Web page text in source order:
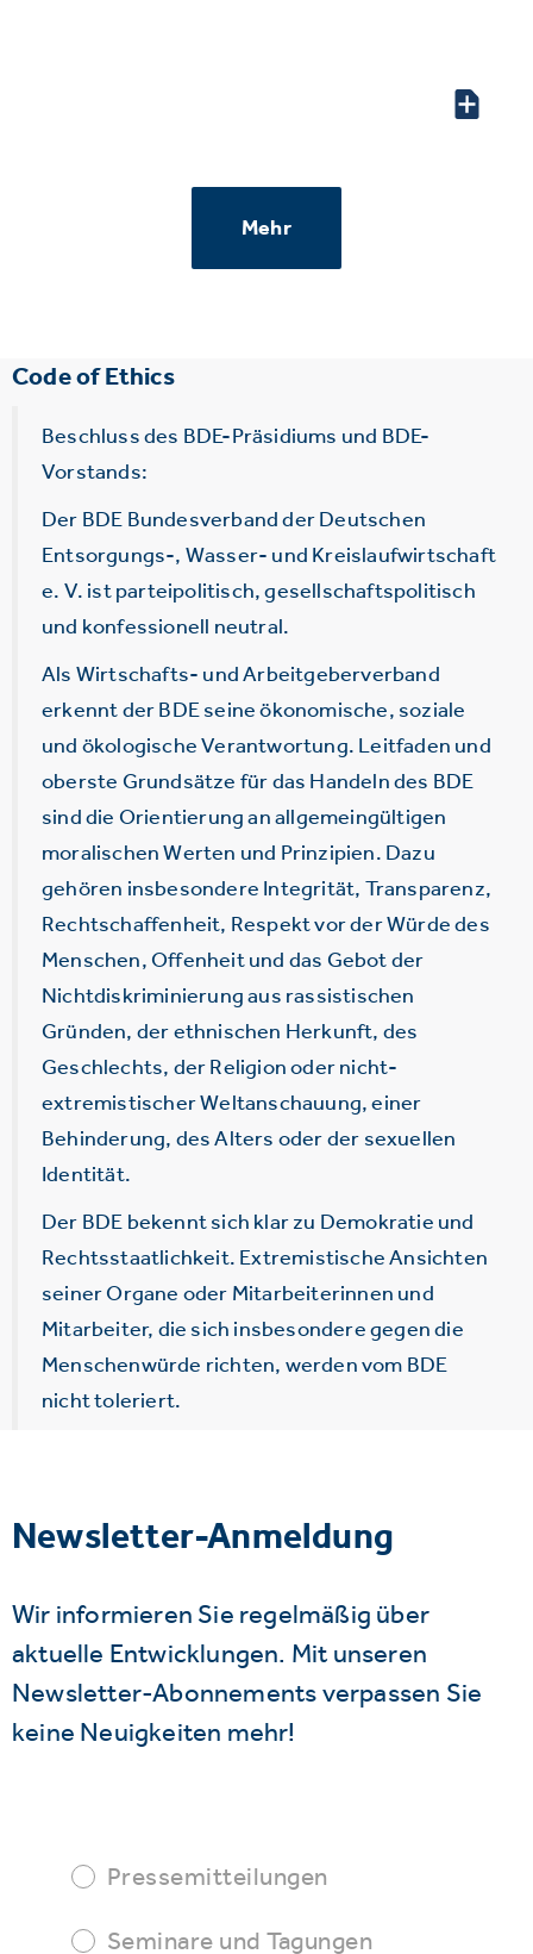
Mehr
Code of Ethics
Beschluss des BDE-Präsidiums und BDE-
Vorstands:
Der BDE Bundesverband der Deutschen
Entsorgungs-, Wasser- und Kreislaufwirtschaft
e. V. ist parteipolitisch, gesellschaftspolitisch
und konfessionell neutral.
Als Wirtschafts- und Arbeitgeberverband
erkennt der BDE seine ökonomische, soziale
und ökologische Verantwortung. Leitfaden und
oberste Grundsätze für das Handeln des BDE
sind die Orientierung an allgemeingültigen
moralischen Werten und Prinzipien. Dazu
gehören insbesondere Integrität, Transparenz,
Rechtschaffenheit, Respekt vor der Würde des
Menschen, Offenheit und das Gebot der
Nichtdiskriminierung aus rassistischen
Gründen, der ethnischen Herkunft, des
Geschlechts, der Religion oder nicht-
extremistischer Weltanschauung, einer
Behinderung, des Alters oder der sexuellen
Identität.
Der BDE bekennt sich klar zu Demokratie und
Rechtsstaatlichkeit. Extremistische Ansichten
seiner Organe oder Mitarbeiterinnen und
Mitarbeiter, die sich insbesondere gegen die
Menschenwürde richten, werden vom BDE
nicht toleriert.
Newsletter-Anmeldung
Wir informieren Sie regelmäßig über
aktuelle Entwicklungen. Mit unseren
Newsletter-Abonnements verpassen Sie
keine Neuigkeiten mehr!
Pressemitteilungen
Seminare und Tagungen